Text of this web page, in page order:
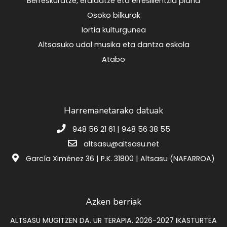
Osoko bilkurak
Iortia kulturgunea
Altsasuko udal musika eta dantza eskola
Atabo
Harremanetarako datuak
948 56 21 61 | 948 56 38 55
altsasu@altsasu.net
García Ximénez 36 | P.K. 31800 | Altsasu (NAFARROA)
Azken berriak
ALTSASU MUGITZEN DA. UR TERAPIA. 2026-2027 IKASTURTEA